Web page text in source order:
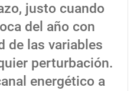
justo cuando
del año con
de las variables
perturbación.
energético a